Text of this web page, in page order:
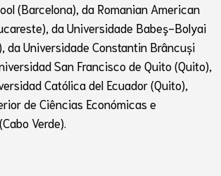
(Barcelona), da Romanian American
da Universidade Babeş-Bolyai
da Universidade Constantin Brâncuși
San Francisco de Quito (Quito),
Católica del Ecuador (Quito),
de Ciências Económicas e
Verde).